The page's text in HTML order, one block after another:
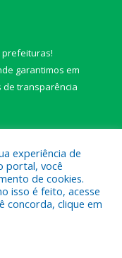
prefeituras!
garantimos em
de transparência
de Paragominas.
experiência de
portal, você
de cookies.
isso é feito, acesse
concorda, clique em